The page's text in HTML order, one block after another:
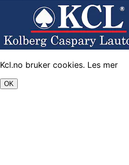
Kcl.no bruker cookies. Les mer
OK